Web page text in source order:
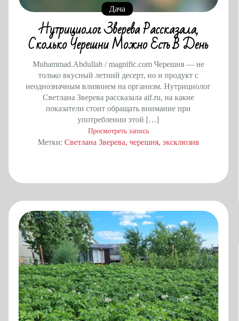
Дача
Нутрициолог Зверева Рассказала,
Сколько Черешни Можно Есть В День
Muhammad.Abdullah / magnific.com Черешня — не
только вкусный летний десерт, но и продукт с
неоднозначным влиянием на организм. Нутрициолог
Светлана Зверева рассказала aif.ru, на какие
показатели стоит обращать внимание при
употреблении этой […]
Просмотреть запись
Метки: Светлана Зверева черешня эксклюзив